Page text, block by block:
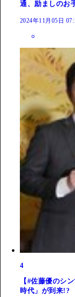
通、励ましのお
2024年11月05日
4
【#佐藤優のシ
時代」が到来!?